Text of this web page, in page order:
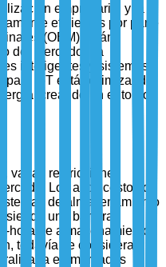
empresarial y la
eficientes por parte
(OEM) están
del mercado. La
inteligentes y sistemas
IoT está optimizando
creando un entorno
varias restricciones
Los altos costos de
de almacenamiento
siendo una barrera
hora de almacenamiento
todavía se considera
en mercados